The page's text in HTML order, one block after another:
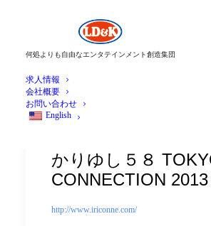
何処よりも自由なエンタテインメント創造集団
求人情報
会社概要
お問い合わせ
English
かりゆし５８
CONNECTION
http://www.iriconne.com/